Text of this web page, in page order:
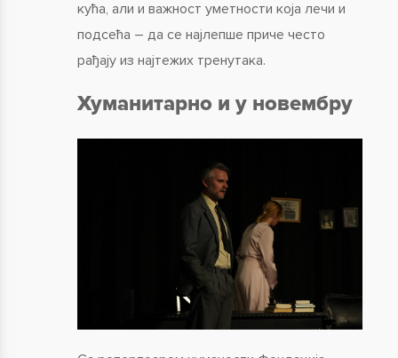
кућа, али и важност уметности која лечи и
подсећа – да се најлепше приче често
рађају из најтежих тренутака.
Хуманитарно и у новембру